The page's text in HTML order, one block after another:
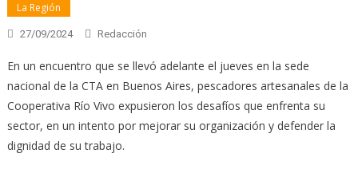
La Región
27/09/2024 Redacción
En un encuentro que se llevó adelante el jueves en la sede
nacional de la CTA en Buenos Aires, pescadores artesanales de la
Cooperativa Río Vivo expusieron los desafíos que enfrenta su
sector, en un intento por mejorar su organización y defender la
dignidad de su trabajo.